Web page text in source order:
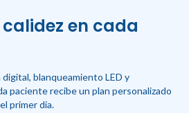
en cada
blanqueamiento LED y
paciente recibe un plan personalizado
primer dia.